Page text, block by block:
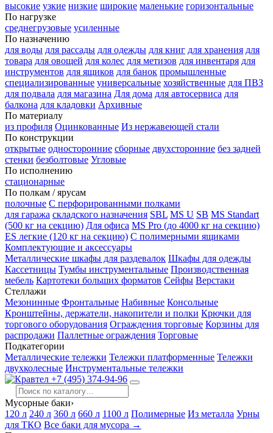
высокие узкие низкие широкие маленькие горизонтальные
По нагрузке
среднегрузовые усиленные
По назначению
для воды для рассады для одежды для книг для хранения для
товара для овощей для колес для метизов для инвентаря для
инструментов для ящиков для банок промышленные
специализированные универсальные хозяйственные для ПВЗ
для подвала для магазина Для дома для автосервиса для
балкона для кладовки Архивные
По материалу
из профиля Оцинкованные Из нержавеющей стали
По конструкции
открытые односторонние сборные двухсторонние без задней
стенки безболтовые Угловые
По исполнению
стационарные
По полкам / ярусам
полочные С перфорированными полками
для гаража складского назначения SBL MS U SB MS Standart
(500 кг на секцию) Для офиса MS Pro (до 4000 кг на секцию)
ES легкие (120 кг на секцию) С полимерными ящиками
Комплектующие и аксессуары
Металлические шкафы для раздевалок Шкафы для одежды
Кассетницы Тумбы инструментальные Производственная
мебель Картотеки больших форматов Сейфы Верстаки
Стеллажи
Мезонинные Фронтальные Набивные Консольные
Кронштейны, держатели, накопители и полки Крючки для
торгового оборудования Ограждения торговые Корзины для
распродажи Паллетные ограждения Торговые
Подкатегории
Металлические тележки Тележки платформенные Тележки
двухколесные Инструментальные тележки
+7 (495) 374-94-96
Мусорные баки›
120 л 240 л 360 л 660 л 1100 л Полимерные Из металла Урны
для ТКО Все баки для мусора →